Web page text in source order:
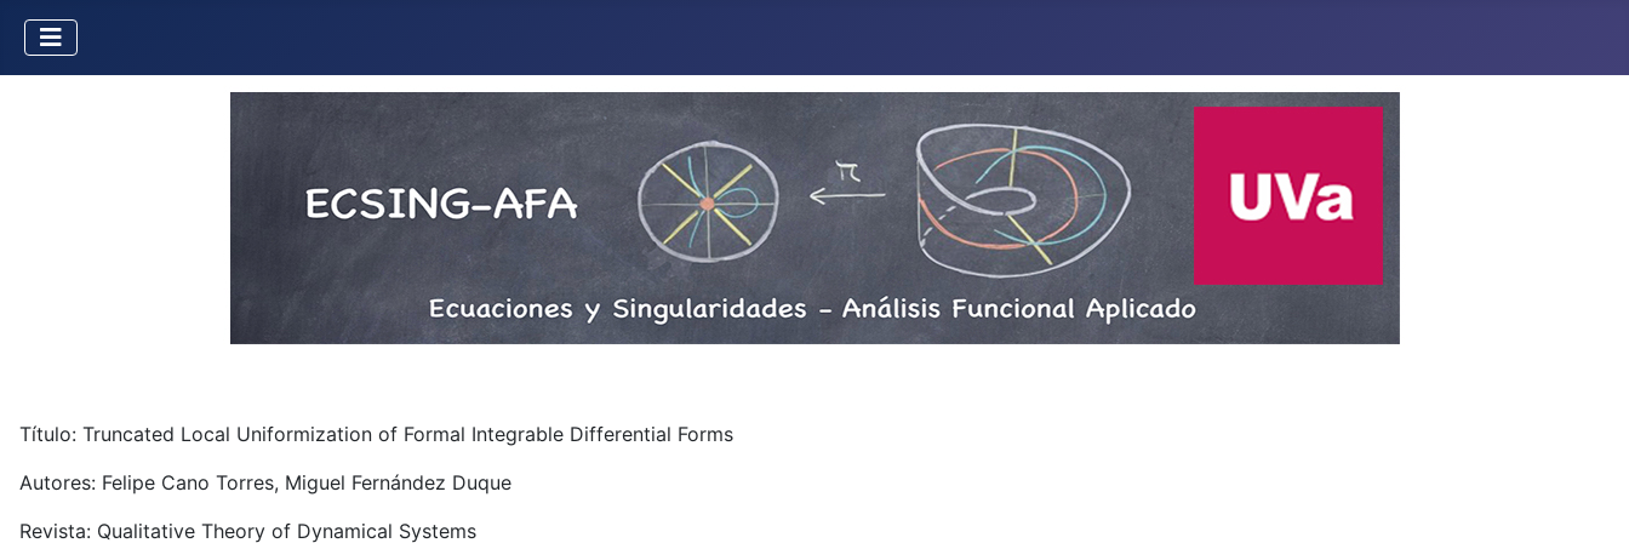
Título: Truncated Local Uniformization of Formal Integrable Differential Forms
Autores: Felipe Cano Torres, Miguel Fernández Duque
Revista: Qualitative Theory of Dynamical Systems